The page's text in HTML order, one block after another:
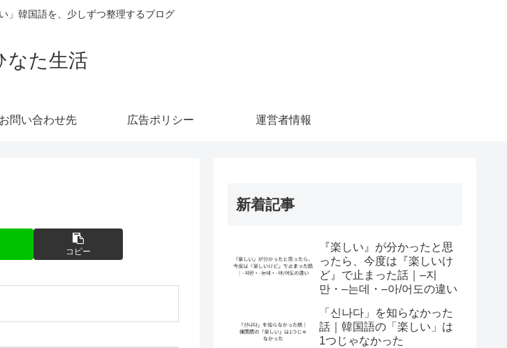
」韓国語を、少しずつ整理するブログ
なた生活
お問い合わせ先 広告ポリシー 運営者情報
コピー
新着記事
『楽しい』が分かったと思
ったら、今度は『楽しいけ
ど』で止まった話｜–지
만・–는데・–아/어도の違い
「신나다」を知らなかった
話｜韓国語の「楽しい」は
1つじゃなかった